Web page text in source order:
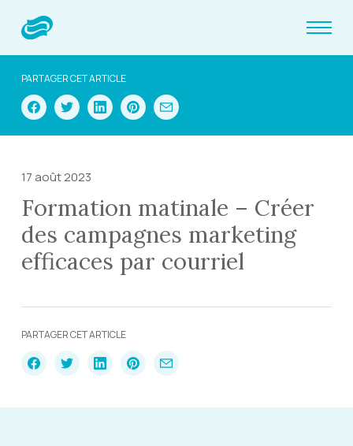
PARTAGER CET ARTICLE
17 août 2023
Formation matinale – Créer
des campagnes marketing
efficaces par courriel
PARTAGER CET ARTICLE